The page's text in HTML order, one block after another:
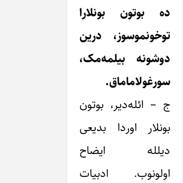
ده بوتون بونلارا
توخونموسوز، درین
دوشونه بیلمه‌مک،
سورغولاماماق.
ج – ائله‌دیر، بوتون
بونلار اوردا بدیعی
دیلله ایضاح
اولونوب. ادبیات